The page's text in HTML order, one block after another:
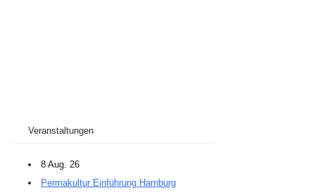
Veranstaltungen
8 Aug. 26
Permakultur Einführung Hamburg